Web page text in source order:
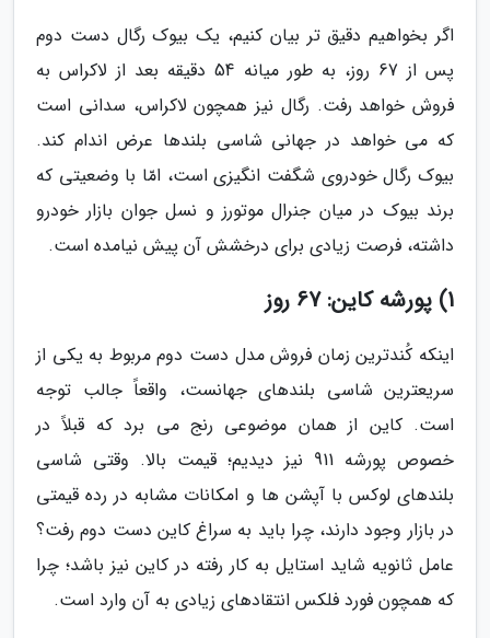
اگر بخواهیم دقیق تر بیان کنیم، یک بیوک رگال دست دوم
پس از 67 روز، به طور میانه 54 دقیقه بعد از لاکراس به
فروش خواهد رفت. رگال نیز همچون لاکراس، سدانی است
که می خواهد در جهانی شاسی بلندها عرض اندام کند.
بیوک رگال خودروی شگفت انگیزی است، امّا با وضعیتی که
برند بیوک در میان جنرال موتورز و نسل جوان بازار خودرو
داشته، فرصت زیادی برای درخشش آن پیش نیامده است.
1) پورشه کاین: 67 روز
اینکه کُندترین زمان فروش مدل دست دوم مربوط به یکی از
سریعترین شاسی بلندهای جهانست، واقعاً جالب توجه
است. کاین از همان موضوعی رنج می برد که قبلاً در
خصوص پورشه 911 نیز دیدیم؛ قیمت بالا. وقتی شاسی
بلندهای لوکس با آپشن ها و امکانات مشابه در رده قیمتی
در بازار وجود دارند، چرا باید به سراغ کاین دست دوم رفت؟
عامل ثانویه شاید استایل به کار رفته در کاین نیز باشد؛ چرا
که همچون فورد فلکس انتقادهای زیادی به آن وارد است.